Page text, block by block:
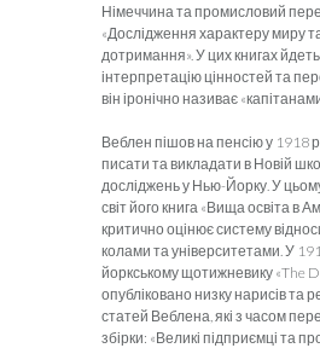
Німеччина та промисловий
«Дослідження характеру миру
дотримання». У цих книгах
інтерпретацію цінностей та
він іронічно називає
Веблен пішов на пенсію у 1918
писати та викладати в Новій
досліджень у Нью-Йорку. У
світ його книга «Вища освіта в
критично оцінює систему
колами та університетами. У
йоркському щотижневику «The
опубліковано низку нарисів та
статей Веблена, які з часом
збірки: «Великі підприємці та